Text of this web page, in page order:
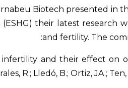
Biotech presented in
their latest research
and fertility. The
and their effect on
R.; Lledó, B.; Ortiz, JA.;